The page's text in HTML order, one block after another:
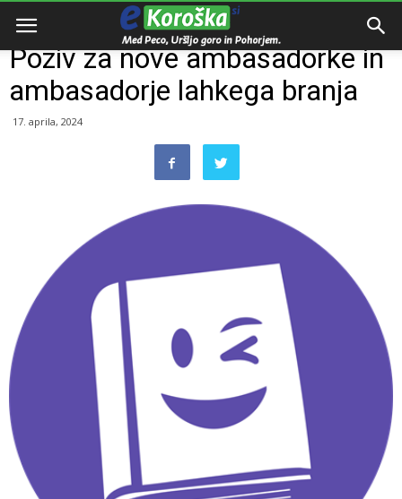
Domov
Poziv za nove ambasadorke in
ambasadorje lahkega branja
17. aprila, 2024